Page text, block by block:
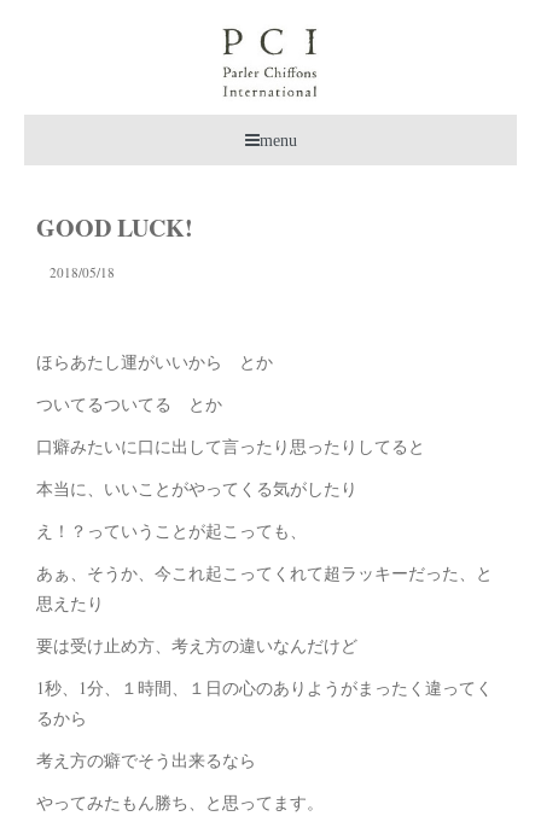
menu
GOOD LUCK!
2018/05/18
ほらあたし運がいいから とか
ついてるついてる とか
口癖みたいに口に出して言ったり思ったりしてると
本当に、いいことがやってくる気がしたり
え！？っていうことが起こっても、
あぁ、そうか、今これ起こってくれて超ラッキーだった、と
思えたり
要は受け止め方、考え方の違いなんだけど
1秒、1分、１時間、１日の心のありようがまったく違ってく
るから
考え方の癖でそう出来るなら
やってみたもん勝ち、と思ってます。